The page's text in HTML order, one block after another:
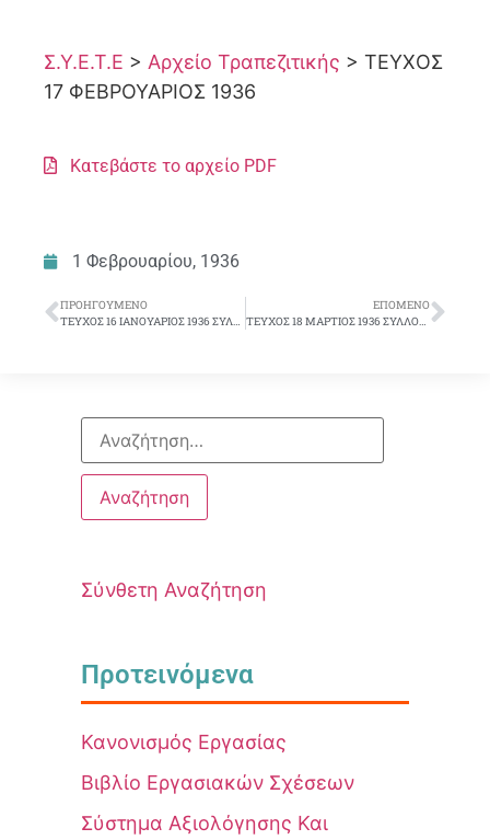
Σ.Υ.Ε.Τ.Ε > Αρχείο Τραπεζιτικής > ΤΕΥΧΟΣ
17 ΦΕΒΡΟΥΑΡΙΟΣ 1936
Κατεβάστε το αρχείο PDF
1 Φεβρουαρίου, 1936
ΠΡΟΗΓΟΎΜΕΝΟ
ΤΕΥΧΟΣ 16 ΙΑΝΟΥΑΡΙΟΣ 1936 ΣΥΛΛΟΓΙΚΟ ΔΕΛΤΙΟ
ΕΠΌΜΕΝΟ
ΤΕΥΧΟΣ 18 ΜΑΡΤΙΟΣ 1936 ΣΥΛΛΟΓΙΚΟ ΔΕΛΤΙΟ
Σύνθετη Αναζήτηση
Προτεινόμενα
Κανονισμός Εργασίας
Βιβλίο Εργασιακών Σχέσεων
Σύστημα Αξιολόγησης Και